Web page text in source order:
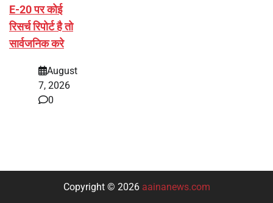
E-20 पर कोई
रिसर्च रिपोर्ट है तो
सार्वजनिक करे
August
7, 2026
0
Copyright © 2026 aainanews.com